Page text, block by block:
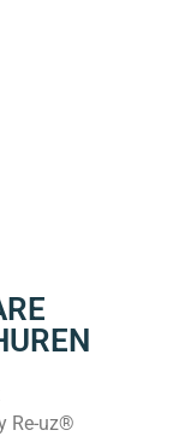
Re-uz®